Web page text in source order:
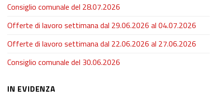
Consiglio comunale del 28.07.2026
Offerte di lavoro settimana dal 29.06.2026 al 04.07.2026
Offerte di lavoro settimana dal 22.06.2026 al 27.06.2026
Consiglio comunale del 30.06.2026
IN EVIDENZA